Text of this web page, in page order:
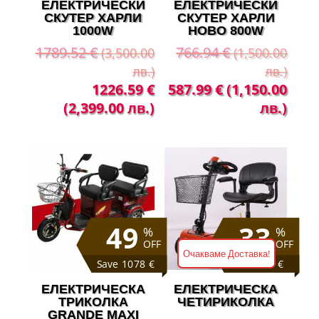
ЕЛЕКТРИЧЕСКИ
СКУТЕР ХАРЛИ
1000W
1789.52€ (3,500.00
лв.)
price
(3,500.00
лв.).
1226.59€
(2,399.00 лв.)
Текущата
цена
(2,399.00
лв.).
ЕЛЕКТРИЧЕСКИ
СКУТЕР ХАРЛИ
НОВО 800W
766.94€ (1,500.00
лв.)
Original
(1,500.00
лв.).
587.99€(1,150.00
лв.)цена
%
OFF
49
Save 1078 €
ЕЛЕКТРИЧЕСКА
ТРИКОЛКА
GRANDE MAXI
%
OFF
33
Save 409 €
Очакваме Доставка!
ЕЛЕКТРИЧЕСКА
ЧЕТИРИКОЛКА